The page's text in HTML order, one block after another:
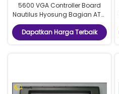
5600 VGA Controller Board
Nautilus Hyosung Bagian ATM
7540000005 P / N
Dapatkan Harga Terbaik